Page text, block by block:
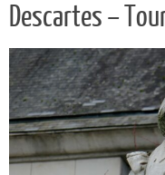
Descartes –